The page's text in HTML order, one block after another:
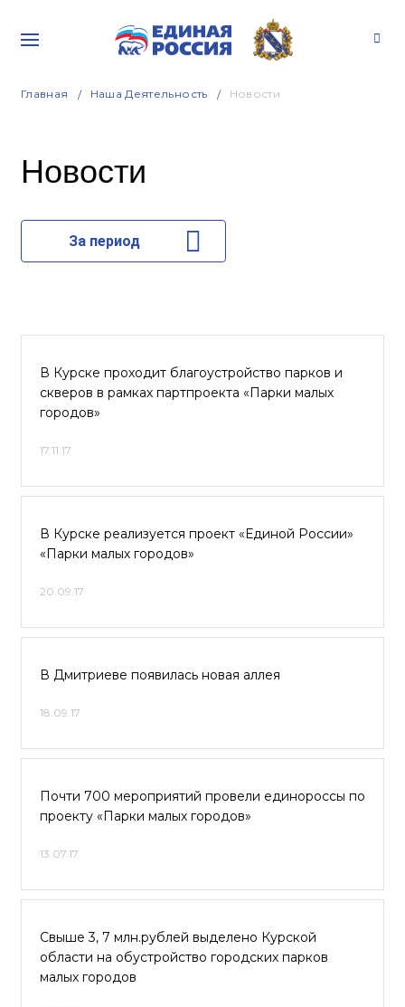
Главная Наша Деятельность Новости
Новости
За период
В Курске проходит благоустройство парков и
скверов в рамках партпроекта «Парки малых
городов»
17.11.17
В Курске реализуется проект «Единой России»
«Парки малых городов»
20.09.17
В Дмитриеве появилась новая аллея
18.09.17
Почти 700 мероприятий провели единороссы по
проекту «Парки малых городов»
13.07.17
Свыше 3, 7 млн.рублей выделено Курской
области на обустройство городских парков
малых городов